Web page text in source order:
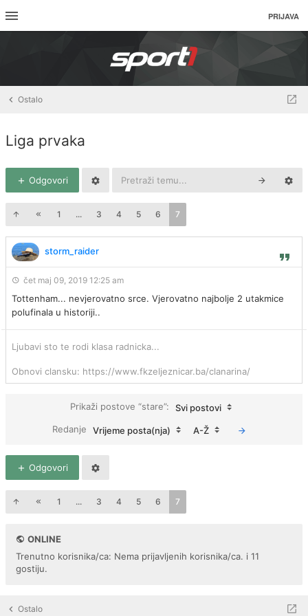
PRIJAVA
Ostalo
Liga prvaka
Odgovori
1 ... 3 4 5 6 7
storm_raider
čet maj 09, 2019 12:25 am
Tottenham... nevjerovatno srce. Vjerovatno najbolje 2 utakmice
polufinala u historiji..
Ljubavi sto te rodi klasa radnicka...
Obnovi clansku: https://www.fkzeljeznicar.ba/clanarina/
Prikaži postove “stare”:
Svi postovi
Redanje
Vrijeme posta(nja) A-Ž
Odgovori
1 ... 3 4 5 6 7
ONLINE
Trenutno korisnika/ca: Nema prijavljenih korisnika/ca. i 11
gostiju.
Ostalo